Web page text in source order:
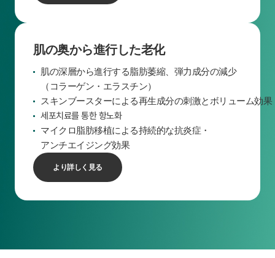
肌の奥から進行した老化
肌の深層から進行する脂肪萎縮、弾力成分の減少
（コラーゲン・エラスチン）
スキンブースターによる再生成分の刺激とボリューム効果
세포치료를 통한 항노화
マイクロ脂肪移植による持続的な抗炎症・
アンチエイジング効果
より詳しく見る